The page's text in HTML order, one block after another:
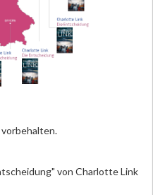
von Charlotte Link